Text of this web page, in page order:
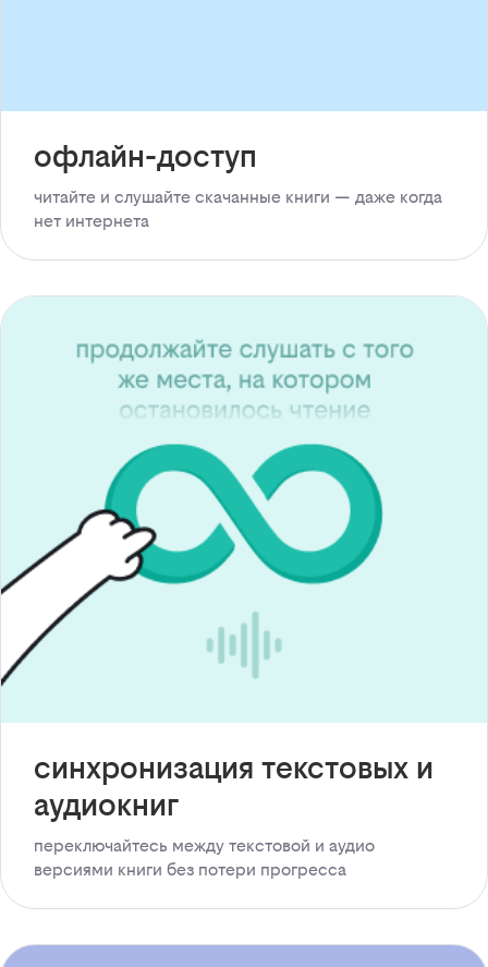
офлайн-доступ
читайте и слушайте скачанные книги — даже когда
нет интернета
синхронизация текстовых и
аудиокниг
переключайтесь между текстовой и аудио
версиями книги без потери прогресса